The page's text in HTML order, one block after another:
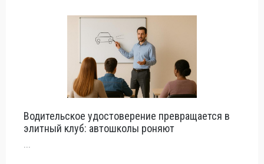
Водительское удостоверение превращается в
элитный клуб: автошколы роняют